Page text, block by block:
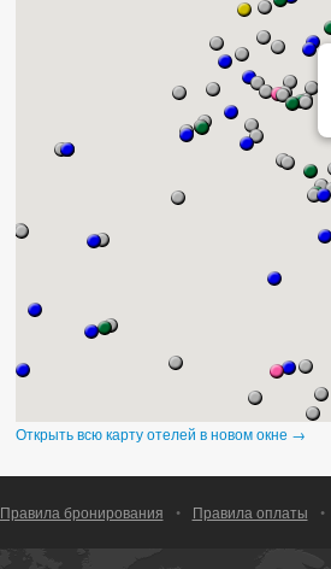
Открыть всю карту отелей в новом окне →
Правила бронирования • Правила оплаты •